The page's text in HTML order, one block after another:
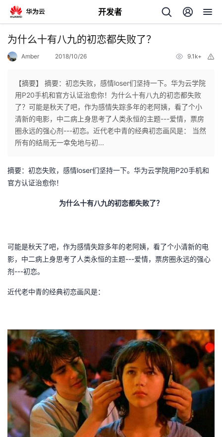
开发者
返
个
人
主
我
的
我
的
客
我
论
坛
的
圈
子
我
的
直
播
我
的
活
动
我
的
关
我
的
我
为什么十有八九的初恋都失败了？
Amber 2018/10/26 9.1k+
【摘要】 摘要：初恋失败，感情loser们坚持一下。华为云学院
用P20手机和官方认证治愈你！为什么十有八九的初恋都失败
了？可能是秋天了吧，作为感情失踪多年的老阿姨，看了个小
清新的电影，中二病上身思考了人类永恒的主题---爱情，票房
圈永远的强心剂---初恋。近代老中青的经典初恋画风是： 当然
所有的结局无一幸免地与初...
摘要：初恋失败，感情loser们坚持一下。华为云学院用 P20手机和
官方认证治愈你！
为什么十有八九的初恋都失败了？
可能是秋天了吧，作为感情失踪多年的老阿姨，看了个小清新的电
影，中二病上身思考了人类永恒的主题---爱情，票房圈永远的强心
剂 ---初恋。
近代老中青的经典初恋画风是：